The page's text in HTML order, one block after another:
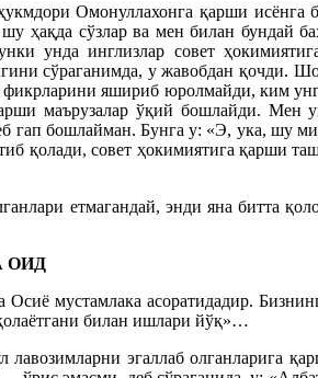
Омонуллахонга қарши исёнга
сўзлар ва мен билан бундай
унда инглизлар совет
сўраганимда, у жавобдан қочди.
яшириб юролмайди, ким
маърузалар ўқий бошлайди. Мен
гап бошлайман. Бунга у: «Э, ука, шу
қолади, совет ҳокимиятига қарши
етмагандай, энди яна битта
ОИД
мустамлака асоратидадир.
билан ишлари йўқ»…
эгаллаб олганларига